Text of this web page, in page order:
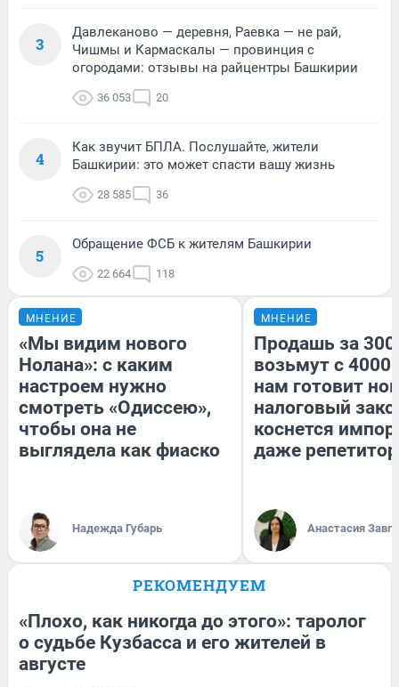
3
Давлеканово — деревня, Раевка — не рай,
Чишмы и Кармаскалы — провинция с
огородами: отзывы на райцентры Башкирии
36 053 20
4
Как звучит БПЛА. Послушайте, жители
Башкирии: это может спасти вашу жизнь
28 585 36
5
Обращение ФСБ к жителям Башкирии
22 664 118
МНЕНИЕ
«Мы видим нового
Нолана»: с каким
настроем нужно
смотреть «Одиссею»,
чтобы она не
выглядела как фиаско
Надежда Губарь
МНЕНИЕ
Продашь за
возьмут с
нам готовит
налоговый
коснется
даже
Анастасия
РЕКОМЕНДУЕМ
«Плохо, как никогда до этого»: таролог
о судьбе Кузбасса и его жителей в
августе